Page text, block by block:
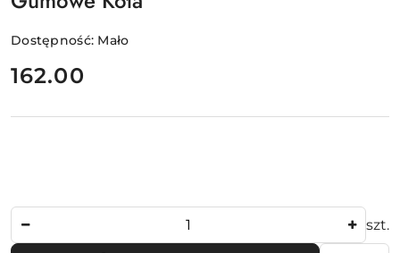
Dostępność: Mało
cena:
162.00
szt.